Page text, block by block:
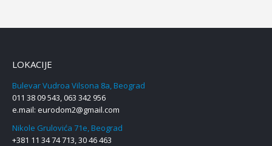
LOKACIJE
Bulevar Vudroa Vilsona 8a, Beograd
011 38 09 543, 063 342 956
e.mail: eurodom2@gmail.com
Nikole Grulovića 71e, Beograd
+381 11 34 74 713, 30 46 463